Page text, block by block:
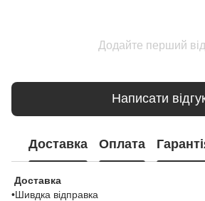
Додайте перший
Написати
Доставка Оплата
Доставка
•Шивдка відправка